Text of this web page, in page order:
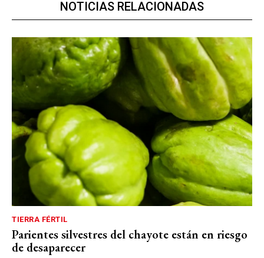
NOTICIAS RELACIONADAS
TIERRA FÉRTIL
Parientes silvestres del chayote están en riesgo
de desaparecer